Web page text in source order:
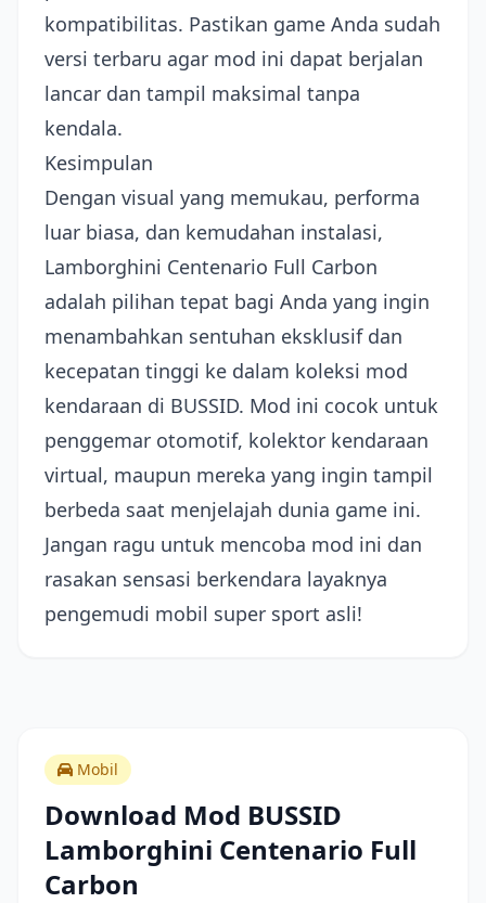
kompatibilitas. Pastikan game Anda sudah
versi terbaru agar mod ini dapat berjalan
lancar dan tampil maksimal tanpa
kendala.
Kesimpulan
Dengan visual yang memukau, performa
luar biasa, dan kemudahan instalasi,
Lamborghini Centenario Full Carbon
adalah pilihan tepat bagi Anda yang ingin
menambahkan sentuhan eksklusif dan
kecepatan tinggi ke dalam koleksi mod
kendaraan di BUSSID. Mod ini cocok untuk
penggemar otomotif, kolektor kendaraan
virtual, maupun mereka yang ingin tampil
berbeda saat menjelajah dunia game ini.
Jangan ragu untuk mencoba mod ini dan
rasakan sensasi berkendara layaknya
pengemudi mobil super sport asli!
Mobil
Download Mod BUSSID
Lamborghini Centenario Full
Carbon